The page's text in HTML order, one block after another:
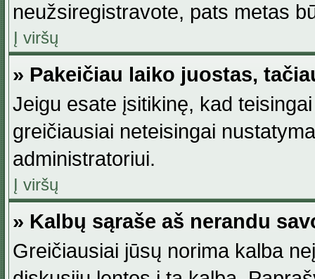
neužsiregistravote, pats metas
Į viršų
» Pakeičiau laiko juostas,
Jeigu esate įsitikinę, kad
greičiausiai neteisingai
administratoriui.
Į viršų
» Kalbų sąraše aš nerandu
Greičiausiai jūsų norima kalba